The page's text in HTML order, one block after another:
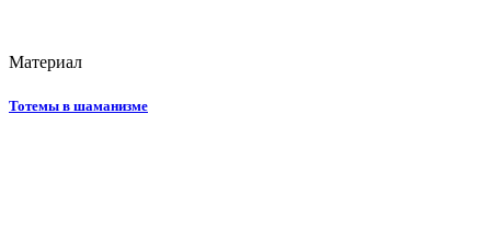
Материал
Тотемы в шаманизме